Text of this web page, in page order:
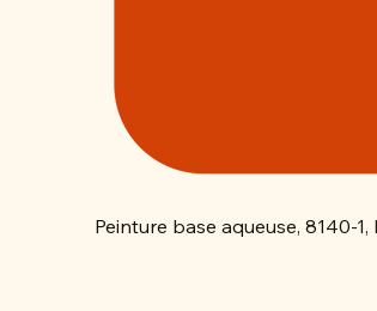
Peinture base aqueuse, 8140-